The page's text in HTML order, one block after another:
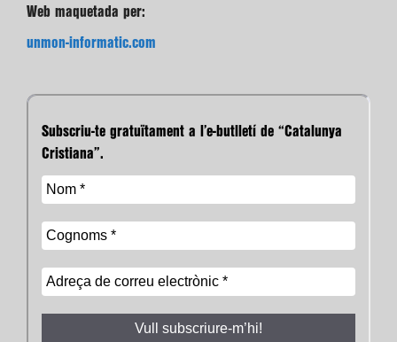
Web maquetada per:
unmon-informatic.com
Subscriu-te gratuïtament a l’e-butlletí de “Catalunya
Cristiana”.